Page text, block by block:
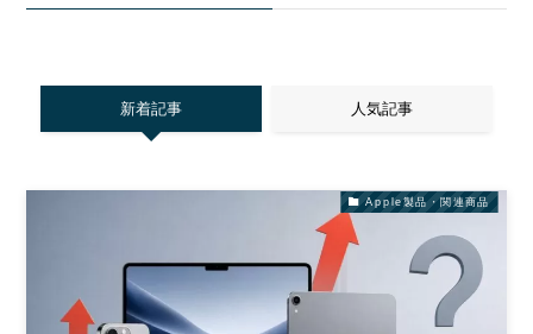
新着記事 人気記事
Apple製品・関連商品